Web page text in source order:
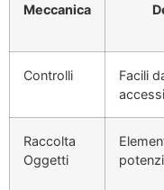
Meccanica
Controlli
Facili
Raccolta
Oggetti